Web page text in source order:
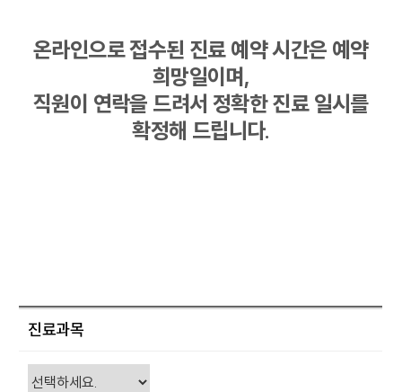
온라인으로 접수된 진료 예약 시간은 예약
희망일이며,
직원이 연락을 드려서 정확한 진료 일시를
확정해 드립니다.
진료과목